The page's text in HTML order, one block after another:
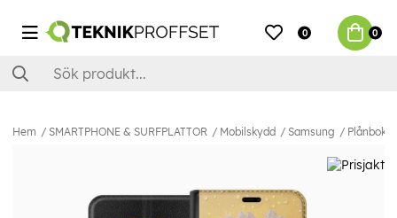
0 0
Hem SMARTPHONE & SURFPLATTOR Mobilskydd Samsung